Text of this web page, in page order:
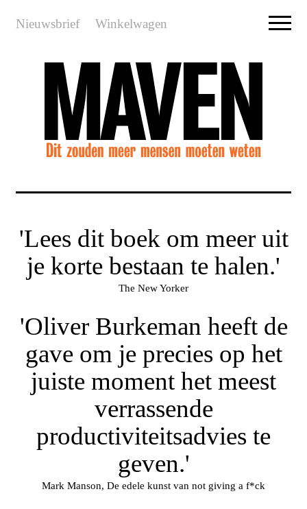
Nieuwsbrief Winkelwagen
'Lees dit boek om meer uit
je korte bestaan te halen.'
The New Yorker
'Oliver Burkeman heeft de
gave om je precies op het
juiste moment het meest
verrassende
productiviteitsadvies te
geven.'
Mark Manson, De edele kunst van not giving a f*ck